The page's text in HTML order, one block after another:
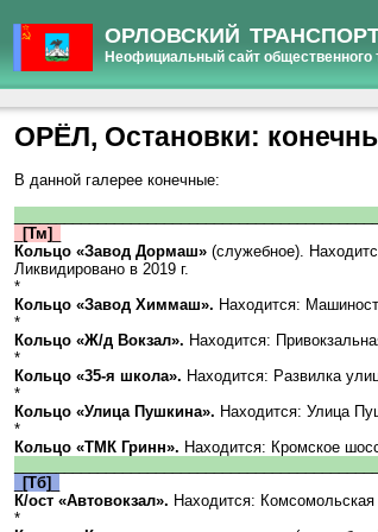
ОРЛОВСКИЙ
Неофициальный сайт общественного
ОРЁЛ, Остановки:
В данной галерее конечные:
[Тм]
Кольцо «Завод Дормаш» (служебное).
Ликвидировано в 2019 г.
*
Кольцо «Завод Химмаш». Находится:
*
Кольцо «Ж/д Вокзал». Находится:
*
Кольцо «35-я школа». Находится: Развилка
*
Кольцо «Улица Пушкина». Находится: Улица
*
Кольцо «ТМК Гринн». Находится: Кромское
[Тб]
К/ост «Автовокзал». Находится:
*